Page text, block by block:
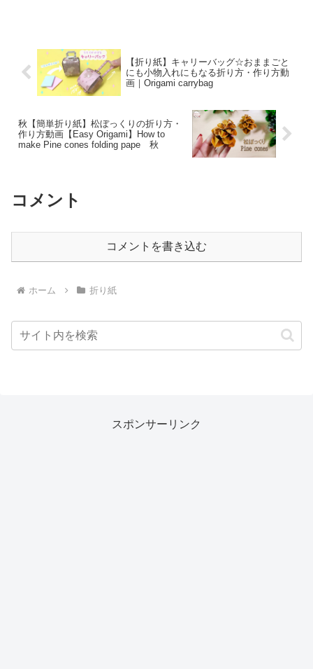
【折り紙】キャリーバッグ☆おままごと
にも小物入れにもなる折り方・作り方動
画｜Origami carrybag
秋【簡単折り紙】松ぼっくりの折り方・
作り方動画【Easy Origami】How to
make Pine cones folding pape 秋
コメント
コメントを書き込む
ホーム 折り紙
スポンサーリンク